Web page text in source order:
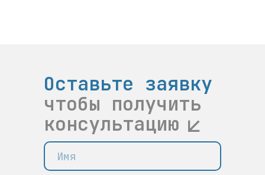
Оставьте заявку
чтобы получить
консультацию